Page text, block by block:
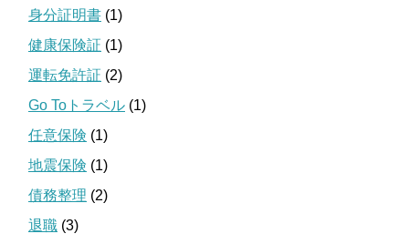
身分証明書 (1)
健康保険証 (1)
運転免許証 (2)
Go Toトラベル (1)
任意保険 (1)
地震保険 (1)
債務整理 (2)
退職 (3)